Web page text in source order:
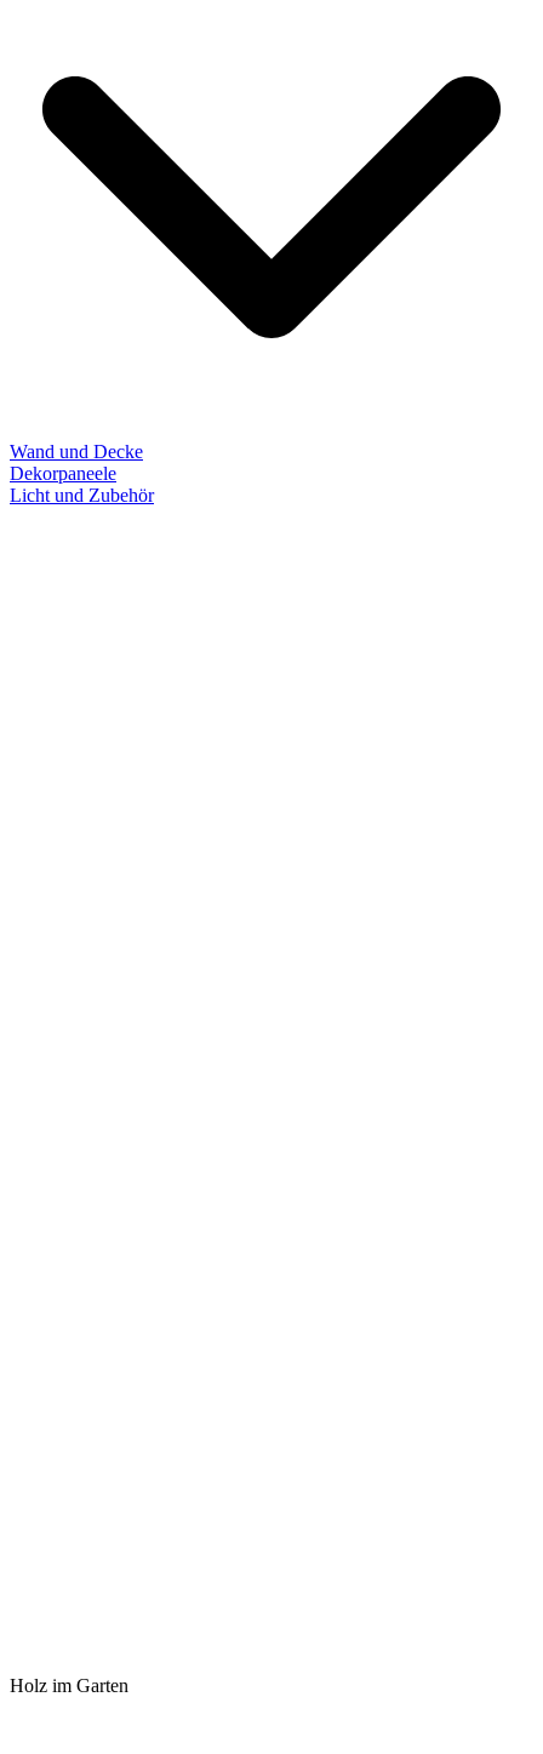
Wand und Decke
Dekorpaneele
Licht und Zubehör
Holz im Garten